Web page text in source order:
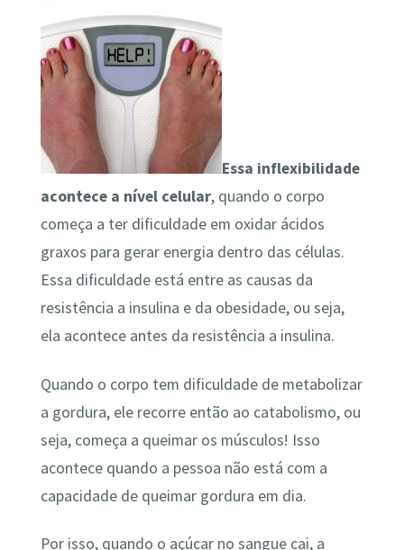
Essa inflexibilidade
acontece a nível celular, quando o corpo
começa a ter dificuldade em oxidar ácidos
graxos para gerar energia dentro das células.
Essa dificuldade está entre as causas da
resistência a insulina e da obesidade, ou seja,
ela acontece antes da resistência a insulina.
Quando o corpo tem dificuldade de metabolizar
a gordura, ele recorre então ao catabolismo, ou
seja, começa a queimar os músculos! Isso
acontece quando a pessoa não está com a
capacidade de queimar gordura em dia.
Por isso, quando o açúcar no sangue cai, a